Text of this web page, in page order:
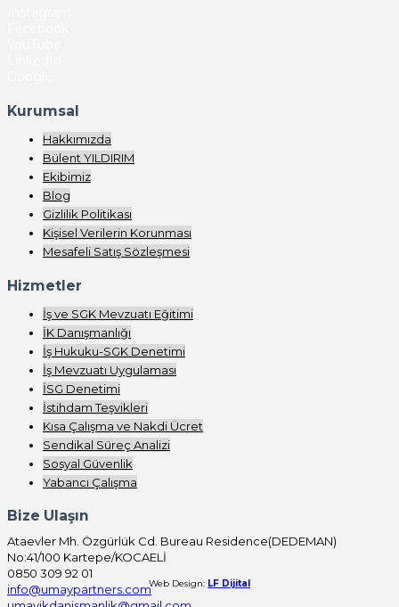
Kurumsal
Hakkımızda
Bülent YILDIRIM
Ekibimiz
Blog
Gizlilik Politikası
Kişisel Verilerin Korunması
Mesafeli Satış Sözleşmesi
Hizmetler
İş ve SGK Mevzuatı Eğitimi
İK Danışmanlığı
İş Hukuku-SGK Denetimi
İş Mevzuatı Uygulaması
İSG Denetimi
İstihdam Teşvikleri
Kısa Çalışma ve Nakdi Ücret
Sendikal Süreç Analizi
Sosyal Güvenlik
Yabancı Çalışma
Bize Ulaşın
Ataevler Mh. Özgürlük Cd. Bureau Residence(DEDEMAN)
No:41/100 Kartepe/KOCAELİ
0850 309 92 01
info@umaypartners.comWeb Design: LF Dijital